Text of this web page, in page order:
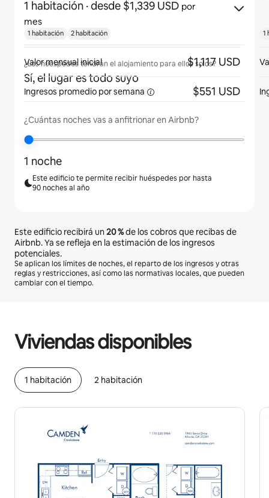
1 habitación · desde $1,339 USD por
mes
¿Los huéspedes tendrán el alojamiento para ellos solos?
Sí, el lugar es todo suyo
¿Cuántas noches vas a anfitrionar en Airbnb?
1 noche
Este edificio te permite recibir huéspedes por hasta
90 noches al año
Este edificio recibirá un20 %de los cobros que recibas de
Airbnb. Ya se refleja en la estimación de los ingresos
potenciales.
Se aplican los límites de noches, el reparto de los ingresos y otras
reglas y restricciones, así como las normativas locales, que pueden
cambiar con el tiempo.
Viviendas disponibles
1 habitación 2 habitación
1 habitación 2 habitación
Valor mensual inicial $1,117 USD
Ingresos promedio por semana $551 USD
1